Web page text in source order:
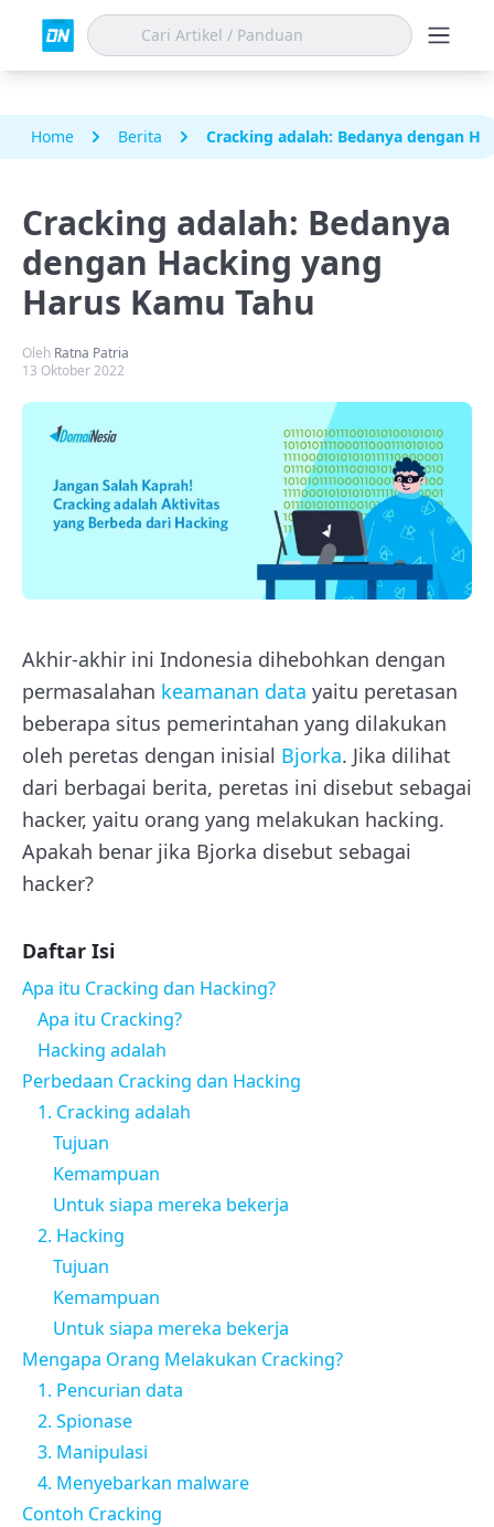
Home Berita Cracking adalah: Bedanya dengan
Cracking adalah: Bedanya
dengan Hacking yang
Harus Kamu Tahu
Oleh Ratna Patria
13 Oktober 2022
Akhir-akhir ini Indonesia dihebohkan dengan
permasalahan keamanan data yaitu peretasan
beberapa situs pemerintahan yang dilakukan
oleh peretas dengan inisial Bjorka. Jika dilihat
dari berbagai berita, peretas ini disebut sebagai
hacker, yaitu orang yang melakukan hacking.
Apakah benar jika Bjorka disebut sebagai
hacker?
Daftar Isi
Apa itu Cracking dan Hacking?
Apa itu Cracking?
Hacking adalah
Perbedaan Cracking dan Hacking
1. Cracking adalah
Tujuan
Kemampuan
Untuk siapa mereka bekerja
2. Hacking
Tujuan
Kemampuan
Untuk siapa mereka bekerja
Mengapa Orang Melakukan Cracking?
1. Pencurian data
2. Spionase
3. Manipulasi
4. Menyebarkan malware
Contoh Cracking